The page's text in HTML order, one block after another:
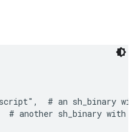
# an sh_binary
# another sh_binary with